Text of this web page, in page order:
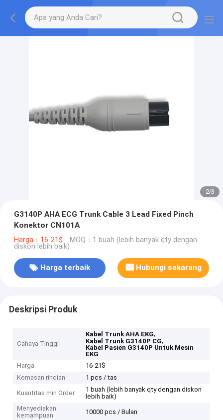
2/3
G3140P AHA ECG Trunk Cable 3 Lead Fixed Pinch
Konektor CN101A
Harga：16-21$ MOQ：1 buah (lebih banyak qty dengan
diskon lebih baik)
Harga terbaik Hubungi sekarang
Deskripsi Produk
Cahaya Tinggi
Kabel Trunk AHA EKG,
Kabel Trunk G3140P CG,
Kabel Pasien G3140P Untuk Mesin
EKG
Harga
16-21$
Kemasan rincian
1 pcs / tas
Kuantitas min Order
1 buah (lebih banyak qty dengan diskon
lebih baik)
Menyediakan
kemampuan
10000 pcs / Bulan